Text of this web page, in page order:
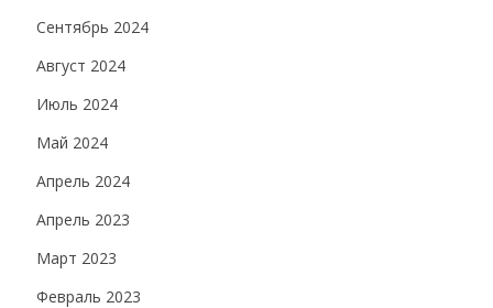
Сентябрь 2024
Август 2024
Июль 2024
Май 2024
Апрель 2024
Апрель 2023
Март 2023
Февраль 2023